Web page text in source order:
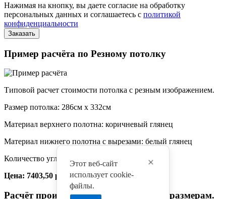
Этот веб-сайт
использует cookie-
файлы.
Нажимая на кнопку, вы даете согласие на обработку
персональных данных и соглашаетесь с политикой
конфиденциальности
Пример расчёта по Резному потолку
Типовой расчет стоимости потолка с резным изображением.
Размер потолка: 286см x 332см
Материал верхнего полотна: коричневый глянец
Материал нижнего полотна с вырезами: белый глянец
Количество углов: 4
Цена: 7403,50 руб.
Расчёт произведён по произвольным размерам.